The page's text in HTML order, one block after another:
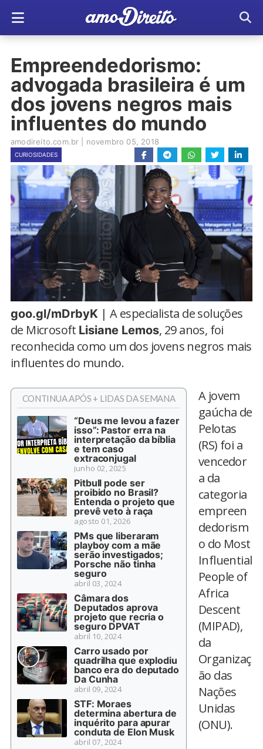
Empreendedorismo:
advogada brasileira é um
dos jovens negros mais
influentes do mundo
amodireito.com.br novembro 05, 2018
CURIOSIDADES
goo.gl/mDrbyK | A especialista de soluções
de Microsoft Lisiane Lemos, 29 anos, foi
reconhecida como um dos jovens negros mais
influentes do mundo.
CONTINUA APÓS + LIDAS DA SEMANA
“Deus me levou a fazer
isso”: Pastor erra na
interpretação da bíblia
e tem caso
extraconjugal
junho 02, 2025
Pitbull pode ser
proibido no Brasil?
Entenda o projeto que
prevê veto à raça
agosto 01, 2026
PMs que liberaram
playboy com a mãe
serão investigados;
Porsche não tinha
seguro
abril 03, 2024
Câmara dos
Deputados aprova
projeto que recria o
seguro DPVAT
abril 10, 2024
Carro usado por
quadrilha que explodiu
banco era do deputado
Da Cunha
abril 09, 2024
STF: Moraes
determina abertura de
inquérito para apurar
conduta de Elon Musk
abril 07, 2024
A jovem
gaúcha de
Pelotas
(RS) foi a
vencedor
a da
categoria
empreen
dedorism
o do Most
Influential
People of
Africa
Descent
(MIPAD),
da
Organizaç
ão das
Nações
Unidas
(ONU).